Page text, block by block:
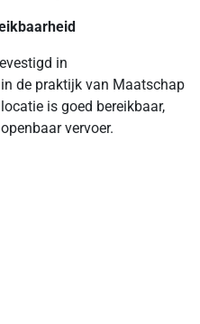
in
de praktijk van Maatschap
is goed bereikbaar,
vervoer.